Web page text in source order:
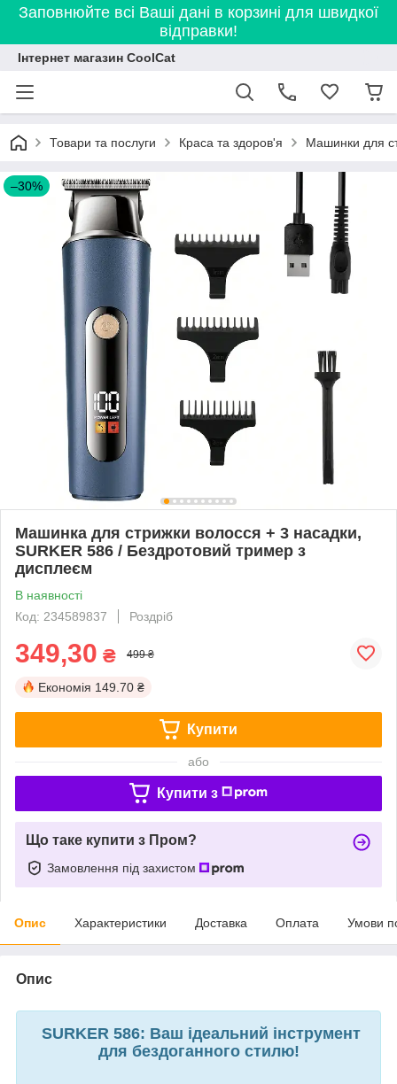
Заповнюйте всі Ваші дані в корзині для швидкої
відправки!
Інтернет магазин CoolCat
Товари та послуги Краса та здоров'я Машинки для
–30%
Машинка для стрижки волосся + 3 насадки,
SURKER 586 / Бездротовий тример з
дисплеєм
В наявності
Код: 234589837
Роздріб
349,30 ₴ 499 ₴
Економія 149.70 ₴
Купити
або
Купити з
Що таке купити з Пром?
Замовлення під захистом
Опис Характеристики Доставка Оплата Умови
Опис
SURKER 586: Ваш ідеальний інструмент
для бездоганного стилю!